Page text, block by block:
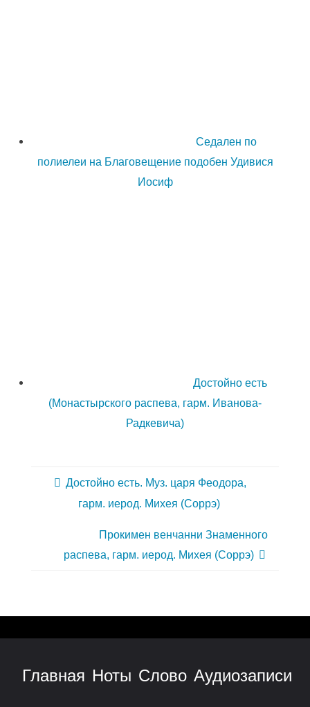
Седален по
полиелеи на Благовещение подобен Удивися
Иосиф
Достойно есть
(Монастырского распева, гарм. Иванова-
Радкевича)
Достойно есть. Муз. царя Феодора,
гарм. иерод. Михея (Соррэ)
Прокимен венчанни Знаменного
распева, гарм. иерод. Михея (Соррэ)
Главная Ноты Слово Аудиозаписи